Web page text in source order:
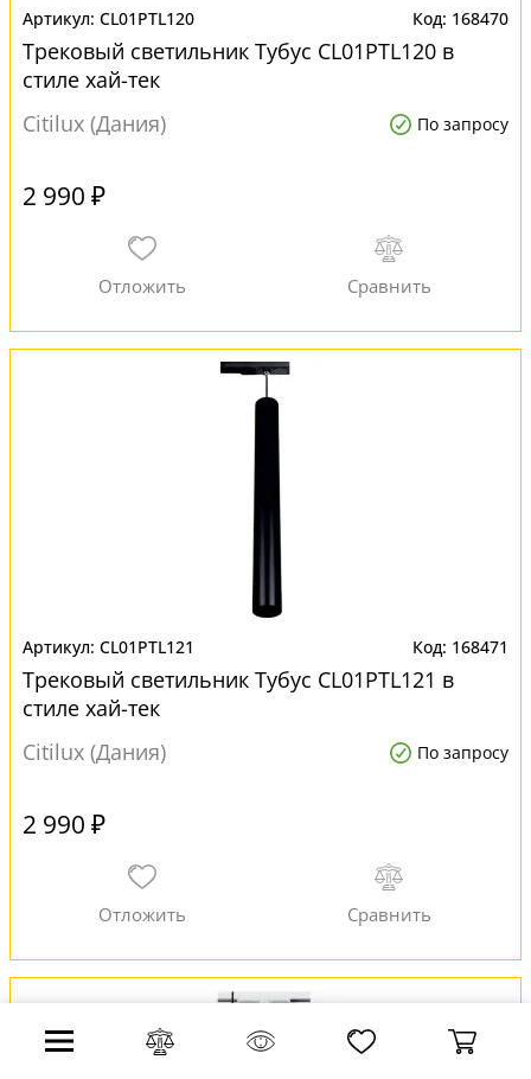
CL01PTL120 168470
Трековый светильник Тубус CL01PTL120 в
стиле хай-тек
Citilux (Дания)
По запросу
2 990 ₽
CL01PTL121 168471
Трековый светильник Тубус CL01PTL121 в
стиле хай-тек
Citilux (Дания)
По запросу
2 990 ₽